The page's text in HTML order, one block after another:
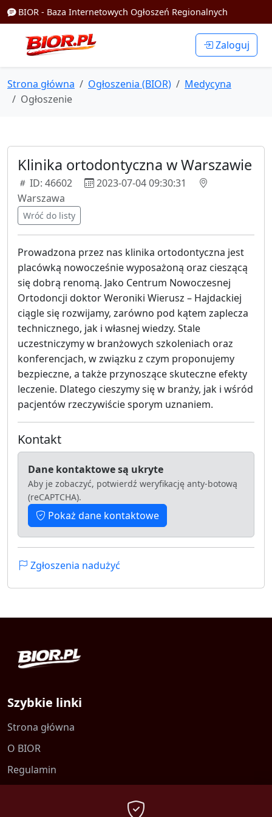
BIOR - Baza Internetowych Ogłoszeń Regionalnych
Zaloguj
Strona główna Ogłoszenia (BIOR)
Medycyna
Ogłoszenie
Klinika ortodontyczna w Warszawie
ID: 46602
2023-07-04 09:30:31
Warszawa
Wróć do listy
Prowadzona przez nas klinika ortodontyczna jest
placówką nowocześnie wyposażoną oraz cieszącą
się dobrą renomą. Jako Centrum Nowoczesnej
Ortodoncji doktor Weroniki Wierusz – Hajdackiej
ciągle się rozwijamy, zarówno pod kątem zaplecza
technicznego, jak i własnej wiedzy. Stale
uczestniczymy w branżowych szkoleniach oraz
konferencjach, w związku z czym proponujemy
bezpieczne, a także przynoszące skuteczne efekty
leczenie. Dlatego cieszymy się w branży, jak i wśród
pacjentów rzeczywiście sporym uznaniem.
Kontakt
Dane kontaktowe są ukryte
Aby je zobaczyć, potwierdź weryfikację anty-botową
(reCAPTCHA).
Pokaż dane kontaktowe
Zgłoszenia nadużyć
Szybkie linki
Strona główna
O BIOR
Regulamin